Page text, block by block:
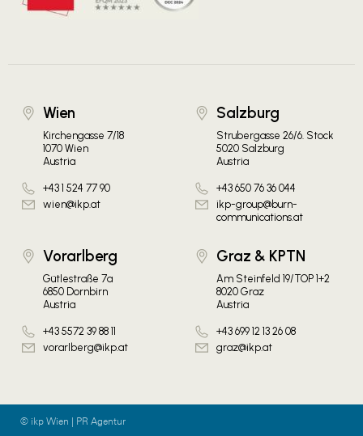
Wien
Kirchengasse 7/18
1070 Wien
Austria
+43 1 524 77 90
wien@ikp.at
Salzburg
Strubergasse 26/6. Stock
5020 Salzburg
Austria
+43 650 76 36 044
ikp-group@burn-
communications.at
Vorarlberg
Gütlestraße 7a
6850 Dornbirn
Austria
+43 5572 39 88 11
vorarlberg@ikp.at
Graz & KPTN
Am Steinfeld 19/TOP 1+2
8020 Graz
Austria
+43 699 12 13 26 08
graz@ikp.at
© ikp Wien | PR Agentur